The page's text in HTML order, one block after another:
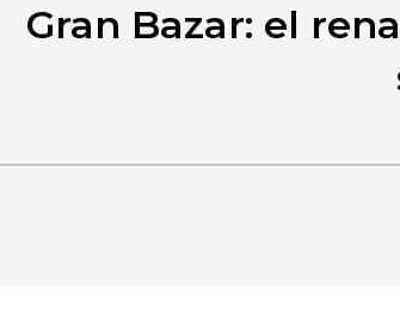
Gran Bazar: el